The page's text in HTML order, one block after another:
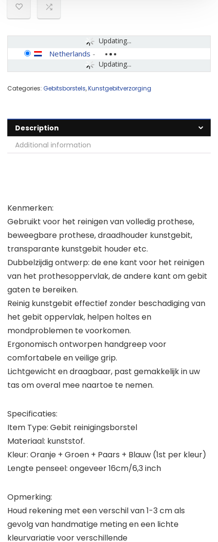
Updating...
Updating...
Netherlands -
Categories: Gebitsborstels,Kunstgebitverzorging
Description
Additional information
Kenmerken:
Gebruikt voor het reinigen van volledig prothese,
beweegbare prothese, draadhouder kunstgebit,
transparante kunstgebit houder etc.
Dubbelzijdig ontwerp: de ene kant voor het reinigen
van het prothesoppervlak, de andere kant om gebit
gaten te bereiken.
Reinig kunstgebit effectief zonder beschadiging van
het gebit oppervlak, helpen holtes en
mondproblemen te voorkomen.
Ergonomisch ontworpen handgreep voor
comfortabele en veilige grip.
Lichtgewicht en draagbaar, past gemakkelijk in uw
tas om overal mee naartoe te nemen.
Specificaties:
Item Type: Gebit reinigingsborstel
Materiaal: kunststof.
Kleur: Oranje + Groen + Paars + Blauw (1st per kleur)
Lengte penseel: ongeveer 16cm/6,3 inch
Opmerking:
Houd rekening met een verschil van 1-3 cm als
gevolg van handmatige meting en een lichte
kleurvariatie voor verschillende